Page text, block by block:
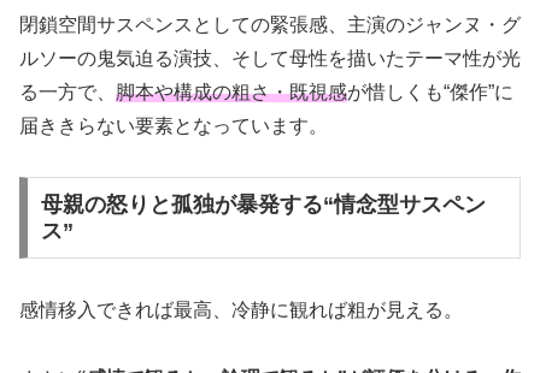
閉鎖空間サスペンスとしての緊張感、主演のジャンヌ・グ
ルソーの鬼気迫る演技、そして母性を描いたテーマ性が光
る一方で、 脚本や構成の粗さ・既視感が惜しくも“傑作”に
届ききらない要素となっています。
母親の怒りと孤独が暴発する“情念型サスペン
ス”
感情移入できれば最高、冷静に観れば粗が見える。